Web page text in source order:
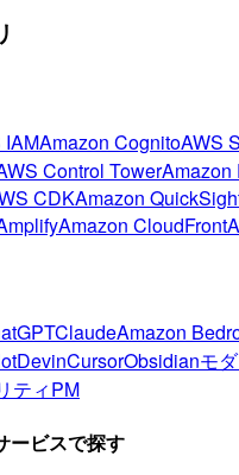
IAMAmazon CognitoAWS
Control TowerAmazon
CDKAmazon
Amazon CloudFront
ClaudeAmazon
DevinCursorObsidianモ
ティPM
ービスで探す